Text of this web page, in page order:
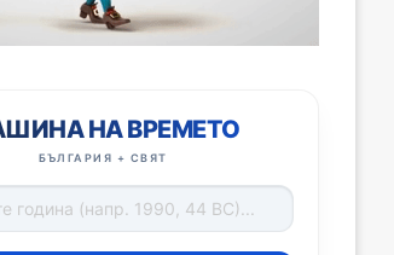
НА ВРЕМЕТО
БЪЛГАРИЯ + СВЯТ